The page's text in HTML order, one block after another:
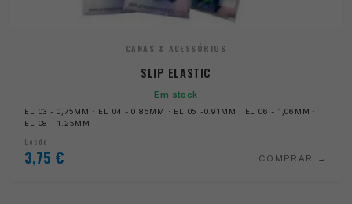
CANAS & ACESSÓRIOS
SLIP ELASTIC
Em stock
EL 03 - 0,75MM · EL 04 - 0.85MM · EL 05 -0.91MM · EL 06 - 1,06MM ·
EL 08 - 1.25MM
Desde
3,75 € COMPRAR